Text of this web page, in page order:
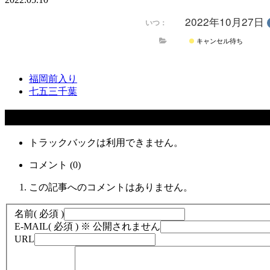
いつ： 2022年10月27日
キャンセル待ち
福岡前入り
七五三千葉
トラックバックは利用できません。
コメント (0)
この記事へのコメントはありません。
名前( 必須 )
E-MAIL( 必須 ) ※ 公開されません
URL